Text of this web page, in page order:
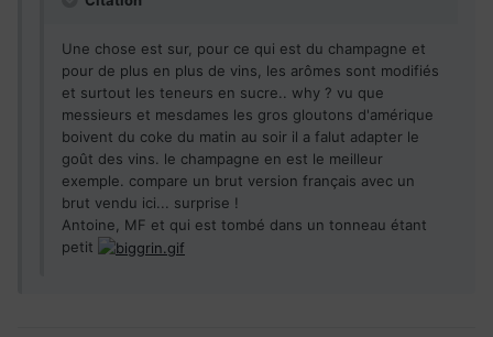
Une chose est sur, pour ce qui est du champagne et
pour de plus en plus de vins, les arômes sont modifiés
et surtout les teneurs en sucre.. why ? vu que
messieurs et mesdames les gros gloutons d'amérique
boivent du coke du matin au soir il a falut adapter le
goût des vins. le champagne en est le meilleur
exemple. compare un brut version français avec un
brut vendu ici... surprise !
Antoine, MF et qui est tombé dans un tonneau étant
petit